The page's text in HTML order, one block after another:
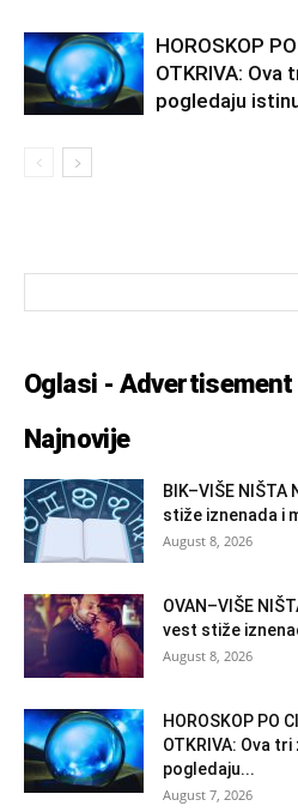
HOROSKOP
OTKRIVA: Ova
pogledaju
Oglasi - Advertisement
Najnovije
BIK–VIŠE NIŠTA
stiže iznenada i
August 8, 2026
OVAN–VIŠE
vest stiže
August 8, 2026
HOROSKOP PO
OTKRIVA: Ova
pogledaju...
August 7, 2026